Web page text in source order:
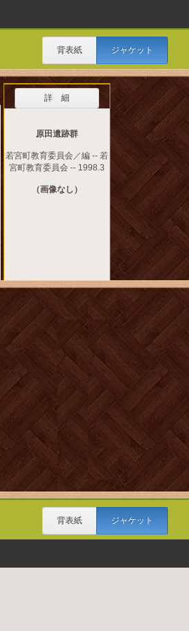
背表紙 ジャケット
詳 細
原田遺跡群
若宮町教育委員会／編 -- 若
宮町教育委員会 -- 1998.3
（画像なし）
背表紙 ジャケット